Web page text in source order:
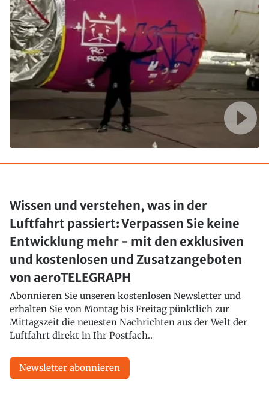
Wissen und verstehen, was in der
Luftfahrt passiert: Verpassen Sie keine
Entwicklung mehr - mit den exklusiven
und kostenlosen und Zusatzangeboten
von aeroTELEGRAPH
Abonnieren Sie unseren kostenlosen Newsletter und
erhalten Sie von Montag bis Freitag pünktlich zur
Mittagszeit die neuesten Nachrichten aus der Welt der
Luftfahrt direkt in Ihr Postfach..
Newsletter abonnieren